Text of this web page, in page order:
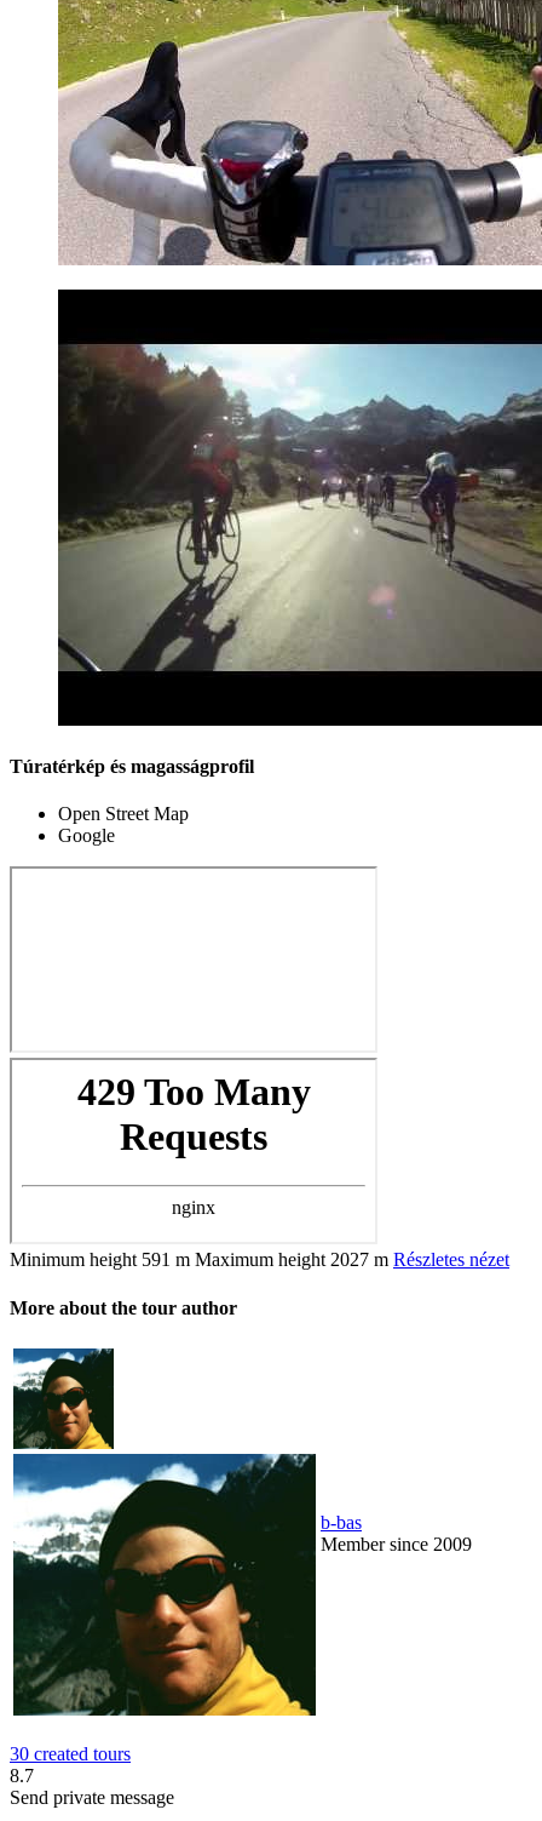
Túratérkép és magasságprofil
Open Street Map
Google
Minimum height 591 m Maximum height 2027 m Részletes nézet
More about the tour author
b-bas
Member since 2009
30 created tours
8.7
Send private message